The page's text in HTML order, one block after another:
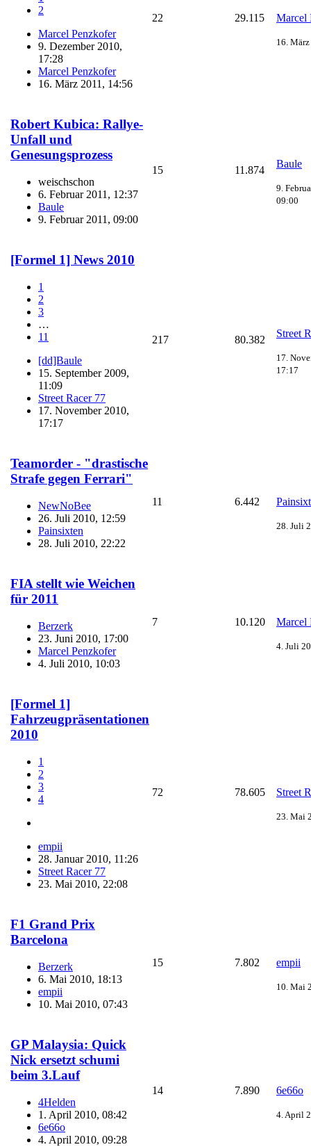
2
Marcel Penzkofer
9. Dezember 2010,
17:28
Marcel Penzkofer
16. März 2011, 14:56
22 29.115 Marcel
16.
Robert Kubica: Rallye-
Unfall und
Genesungsprozess
weischschon
6. Februar 2011, 12:37
Baule
9. Februar 2011, 09:00
15 11.874
Baule
9.
09:00
[Formel 1] News 2010
1
2
3
…
11
[dd]Baule
15. September 2009,
11:09
Street Racer 77
17. November 2010,
17:17
217 80.382
Street
17.
17:17
Teamorder - "drastische
Strafe gegen Ferrari"
NewNoBee
26. Juli 2010, 12:59
Painsixten
28. Juli 2010, 22:22
11 6.442
28. Juli
FIA stellt wie Weichen
für 2011
Berzerk
23. Juni 2010, 17:00
Marcel Penzkofer
4. Juli 2010, 10:03
7 10.120 Marcel
4. Juli
[Formel 1]
Fahrzeugpräsentationen
2010
1
2
3
4
empii
28. Januar 2010, 11:26
Street Racer 77
23. Mai 2010, 22:08
72 78.605 Street
23. Mai
F1 Grand Prix
Barcelona
Berzerk
6. Mai 2010, 18:13
empii
10. Mai 2010, 07:43
15 7.802 empii
10. Mai
GP Malaysia: Quick
Nick ersetzt schumi
beim 3.Lauf
4Helden
1. April 2010, 08:42
6e66o
4. April 2010, 09:28
14 7.890 6e66o
4. April